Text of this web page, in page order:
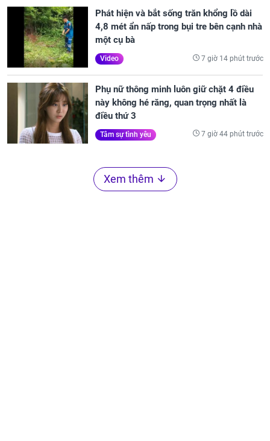
Phát hiện và bắt sống trăn khổng lồ dài
4,8 mét ẩn nấp trong bụi tre bên cạnh nhà
một cụ bà
Video 7 giờ 14 phút trước
Phụ nữ thông minh luôn giữ chặt 4 điều
này không hé răng, quan trọng nhất là
điều thứ 3
Tâm sự tình yêu 7 giờ 44 phút trước
Xem thêm